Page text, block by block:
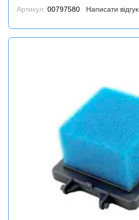
Артикул: 00797580 Написати відгук